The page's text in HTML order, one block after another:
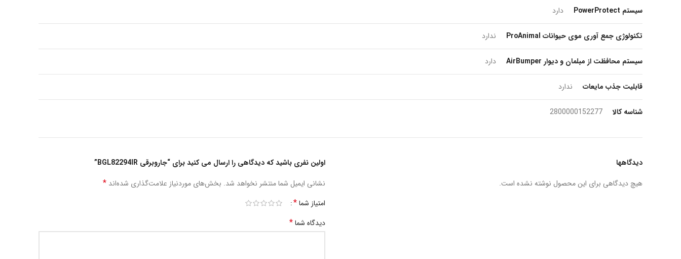
سیستم PowerProtect دارد
تکنولوژی جمع آوری موی حیوانات ProAnimal ندارد
سیستم محافظت از مبلمان و دیوار AirBumper دارد
قابلیت جذب مایعات ندارد
شناسه کالا 2800000152277
دیدگاهها
هیچ دیدگاهی برای این محصول نوشته نشده است.
اولین نفری باشید که دیدگاهی را ارسال می کنید برای “جاروبرقی BGL82294IR”
نشانی ایمیل شما منتشر نخواهد شد. بخش‌های موردنیاز علامت‌گذاری شده‌اند *
امتیاز شما*
دیدگاه شما*